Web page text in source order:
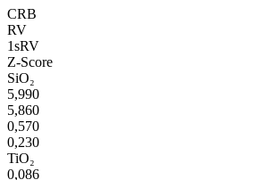
CRB
RV
1sRV
Z-Score
SiO₂
5,990
5,860
0,570
0,230
TiO₂
0,086